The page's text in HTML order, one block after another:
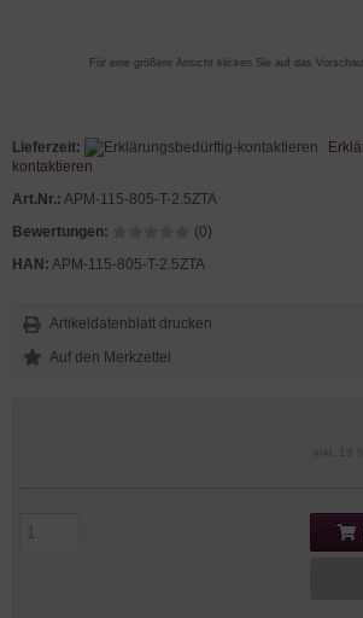
Für eine größere Ansicht klicken Sie auf das
inkl. 19
Lieferzeit:
kontaktieren
Art.Nr.: APM-115-805-T-2.5ZTA
Bewertungen:
(0)
HAN: APM-115-805-T-2.5ZTA
Artikeldatenblatt drucken